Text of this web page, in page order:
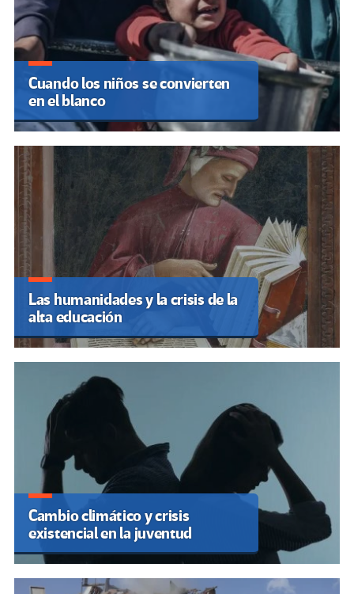
Cuando los niños se convierten
en el blanco
Las humanidades y la crisis de la
alta educación
Cambio climático y crisis
existencial en la juventud